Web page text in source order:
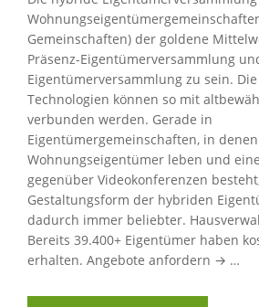
Gemeinschaften) der goldene
Präsenz-Eigentümerversammlung
Eigentümerversammlung zu sein.
Technologien können so mit
verbunden werden. Gerade in
Eigentümergemeinschaften, in
Wohnungseigentümer leben und
gegenüber Videokonferenzen
Gestaltungsform der hybriden
dadurch immer beliebter.
Bereits 39.400+ Eigentümer haben
erhalten. Angebote anfordern → …